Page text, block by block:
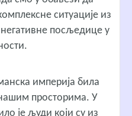
ситуације из
посљедице у
империја била
просторима. У
је људи који су из